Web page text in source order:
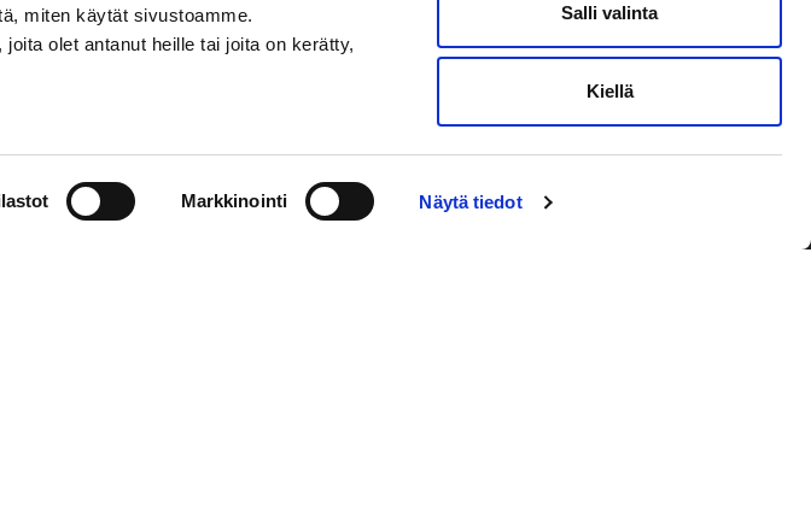
miten käytät sivustoamme.
olet antanut heille tai joita on kerätty,
Markkinointi Näytä tiedot
Salli valinta
Kiellä
SOCIALA MEDIER
facebook
VAASAN SPORT
NYHETSBREVET